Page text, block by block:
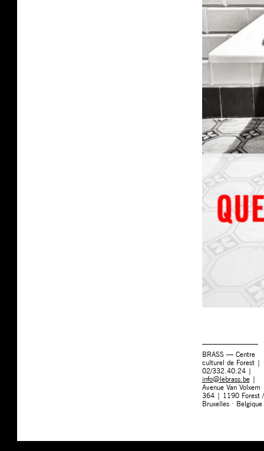
BRASS — Centre
culturel de Forest |
02/332.40.24 |
info@lebrass.be|
Avenue Van Volxem
364 | 1190 Forest /
Bruxelles · Belgique